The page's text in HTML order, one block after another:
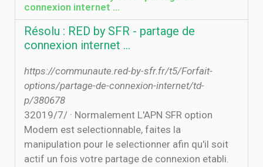
connexion internet ...
Résolu : RED by SFR - partage de
connexion internet ...
https://communaute.red-by-sfr.fr/t5/Forfait-
options/partage-de-connexion-internet/td-
p/380678
3‏‏/7‏‏/2019 · Normalement L'APN SFR option
Modem est selectionnable, faites la
manipulation pour le selectionner afin qu'il soit
actif un fois votre partage de connexion etabli.